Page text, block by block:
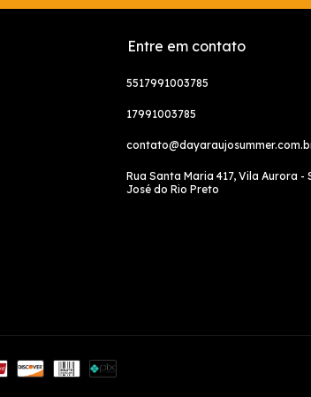
Entre em contato
5517991003785
17991003785
Rua Santa Maria 417, Vila Aurora -
José do Rio Preto